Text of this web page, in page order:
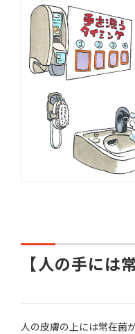
【人の手には
人の皮膚の上には常在菌